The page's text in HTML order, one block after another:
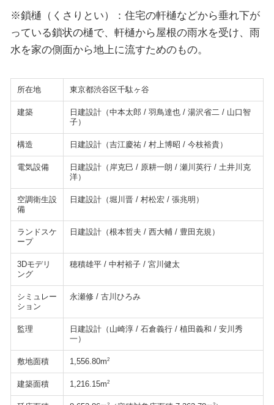
※鎖樋（くさりとい）：住宅の軒樋などから垂れ下が
っている鎖状の樋で、軒樋から屋根の雨水を受け、雨
水を家の側面から地上に流すためのもの。
所在地 東京都渋谷区千駄ヶ谷
建築
日建設計（中本太郎 / 羽鳥達也 / 湯沢省二 / 山口智
子）
構造 日建設計（吉江慶祐 / 村上博昭 / 今枝裕貴）
電気設備
日建設計（岸克巳 / 原耕一朗 / 瀬川英行 / 土井川克
洋）
空調衛生設
備
日建設計（堀川晋 / 村松宏 / 張兆明）
ランドスケ
ープ
日建設計（根本哲夫 / 西大輔 / 豊田充規）
3Dモデリ
ング
穂積雄平 / 中村裕子 / 宮川健太
シミュレー
ション
永瀬修 / 古川ひろみ
監理
日建設計（山崎淳 / 石倉義行 / 植田義和 / 安川秀
一）
敷地面積 1,556.80m2
建築面積 1,216.15m2